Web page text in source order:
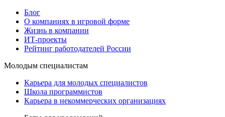
Блог
О компаниях в игровой форме
Жизнь в компании
ИТ-проекты
Рейтинг работодателей России
Молодым специалистам
Карьера для молодых специалистов
Школа программистов
Карьера в некоммерческих организациях